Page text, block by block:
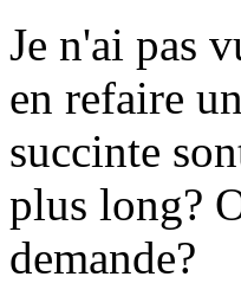
Je n'ai pas
en refaire
succinte
plus long?
demande?